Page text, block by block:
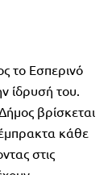
το Εσπερινό
ίδρυσή του.
βρίσκεται
κάθε
στις